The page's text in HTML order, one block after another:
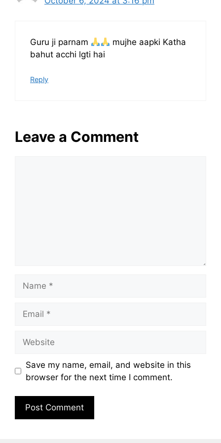
Guru ji parnam
mujhe aapki Katha
bahut acchi lgti hai
Reply
Leave a Comment
Save my name, email, and website in this
browser for the next time I comment.